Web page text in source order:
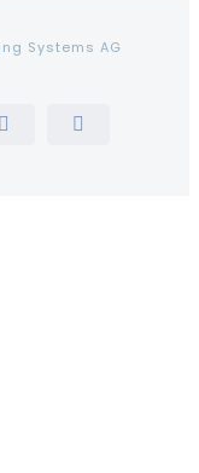
Systems AG
InstagramTiktok